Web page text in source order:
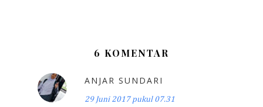
6 KOMENTAR
ANJAR SUNDARI
29 Juni 2017 pukul 07.31